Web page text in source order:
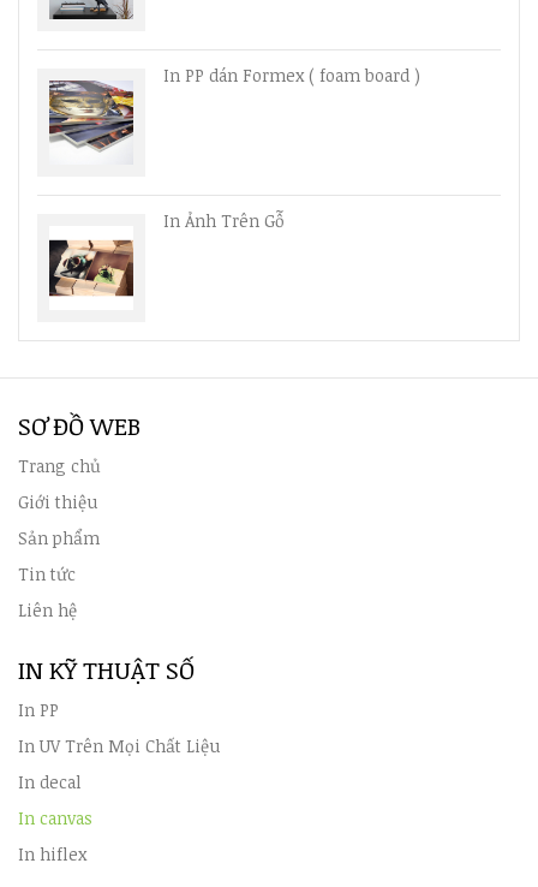
In PP dán Formex ( foam board )
In Ảnh Trên Gỗ
SƠ ĐỒ WEB
Trang chủ
Giới thiệu
Sản phẩm
Tin tức
Liên hệ
IN KỸ THUẬT SỐ
In PP
In UV Trên Mọi Chất Liệu
In decal
In canvas
In hiflex